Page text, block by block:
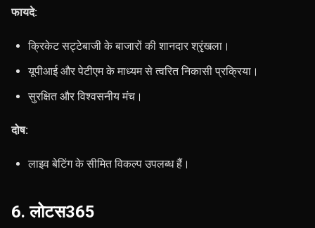
फायदे:
क्रिकेट सट्टेबाजी के बाजारों की शानदार श्रृंखला।
यूपीआई और पेटीएम के माध्यम से त्वरित निकासी प्रक्रिया।
सुरक्षित और विश्वसनीय मंच।
दोष:
लाइव बेटिंग के सीमित विकल्प उपलब्ध हैं।
6. लोटस365